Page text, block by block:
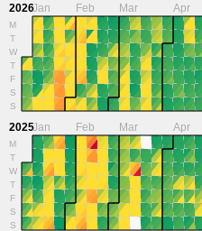
2026
M
T
W
T
F
S
S
Jan Feb Mar Apr
2025
M
T
W
T
F
S
S
Jan Feb Mar Apr